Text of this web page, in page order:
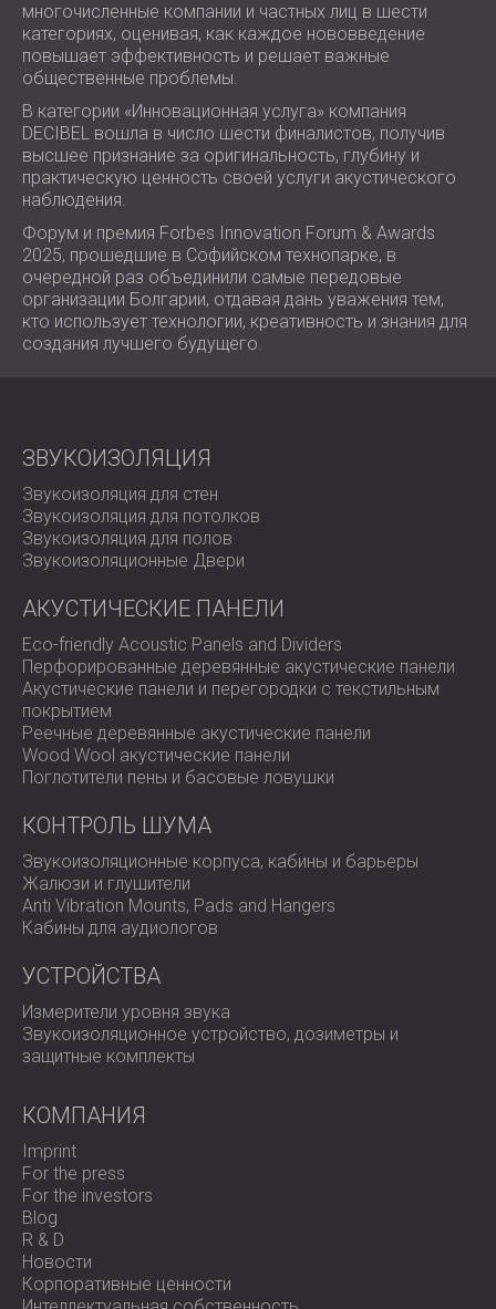
многочисленные компании и частных лиц в шести
категориях, оценивая, как каждое нововведение
повышает эффективность и решает важные
общественные проблемы.
В категории «Инновационная услуга» компания
DECIBEL вошла в число шести финалистов, получив
высшее признание за оригинальность, глубину и
практическую ценность своей услуги акустического
наблюдения.
Форум и премия Forbes Innovation Forum & Awards
2025, прошедшие в Софийском технопарке, в
очередной раз объединили самые передовые
организации Болгарии, отдавая дань уважения тем,
кто использует технологии, креативность и знания для
создания лучшего будущего.
ЗВУКОИЗОЛЯЦИЯ
Звукоизоляция для стен
Звукоизоляция для потолков
Звукоизоляция для полов
Звукоизоляционные Двери
АКУСТИЧЕСКИЕ ПАНЕЛИ
Eco-friendly Acoustic Panels and Dividers
Перфорированные деревянные акустические панели
Акустические панели и перегородки с текстильным
покрытием
Реечные деревянные акустические панели
Wood Wool акустические панели
Поглотители пены и басовые ловушки
КОНТРОЛЬ ШУМА
Звукоизоляционные корпуса, кабины и барьеры
Жалюзи и глушители
Anti Vibration Mounts, Pads and Hangers
Кабины для аудиологов
УСТРОЙСТВА
Измерители уровня звука
Звукоизоляционное устройство, дозиметры и
защитные комплекты
КОМПАНИЯ
Imprint
For the press
For the investors
Blog
R & D
Новости
Корпоративные ценности